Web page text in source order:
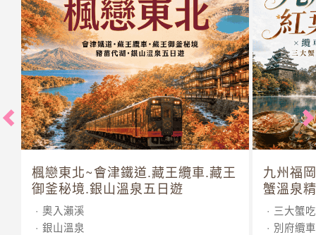
楓戀東北~會津鐵道.藏王纜車.藏王
御釜秘境.銀山溫泉五日遊
奧入瀨溪
銀山溫泉
九州福
蟹溫泉
三大蟹
別府纜車